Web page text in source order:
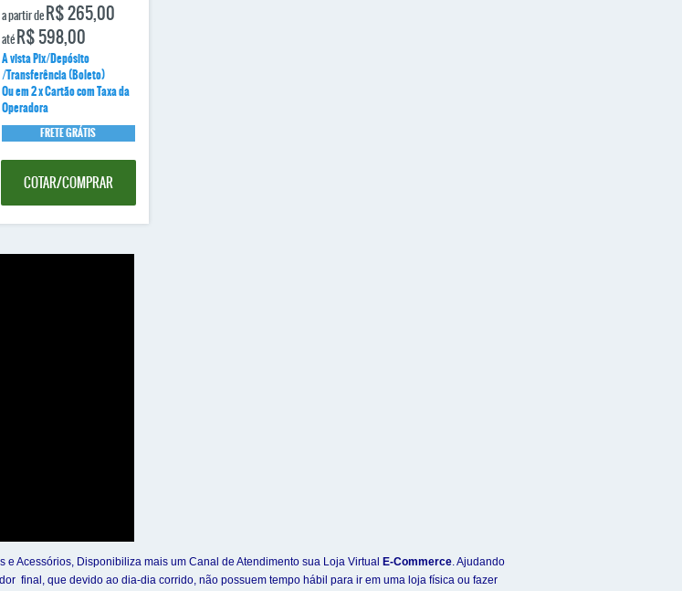
a partir deR$ 265,00
atéR$ 598,00
A vista Pix/Depósito
/Transferência (Boleto)
Ou em 2 x Cartão com Taxa da
Operadora
FRETE GRÁTIS
COTAR/COMPRAR
Acessórios, Disponibiliza mais um Canal de Atendimento sua Loja Virtual E-Commerce. Ajudando
final, que devido ao dia-dia corrido, não possuem tempo hábil para ir em uma loja física ou fazer